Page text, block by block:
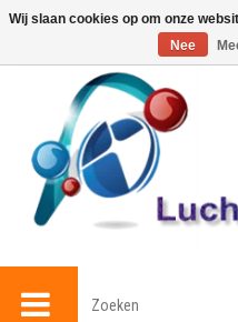
0
Wij slaan cookies op om onze
Nee